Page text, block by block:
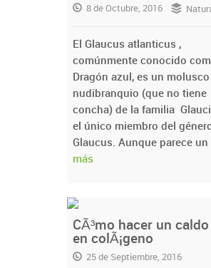
8 de Octubre, 2016
El Glaucus atlanticus ,
comúnmente conocido
Dragón azul, es un molusco
nudibranquio (que no tiene
concha) de la familia
el único miembro del
Glaucus. Aunque parece un
más
CÃ³mo hacer un
en colÃ¡geno
25 de Septiembre, 2016